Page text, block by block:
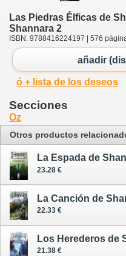
Las Piedras Élficas de
Shannara 2
ISBN: 9788416224197 | 576
añadir
ó + lista de los deseos
Secciones
Oz
Otros productos
23.28 €
22.33 €
21.38 €